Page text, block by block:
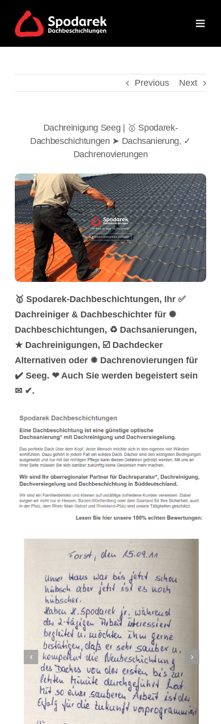
content
Previous Next
Dachreinigung Seeg | 🥇 Spodarek-
Dachbeschichtungen ➤ Dachsanierung, ✓
Dachrenovierungen
🥇 Spodarek-Dachbeschichtungen, Ihr ✅
Dachreiniger & Dachbeschichter für ✺
Dachbeschichtungen, ♻ Dachsanierungen,
★ Dachreinigungen, ☑️ Dachdecker
Alternativen oder ✹ Dachrenovierungen für
✔️ Seeg. ❤ Auch Sie werden begeistert sein
✉ ✔.